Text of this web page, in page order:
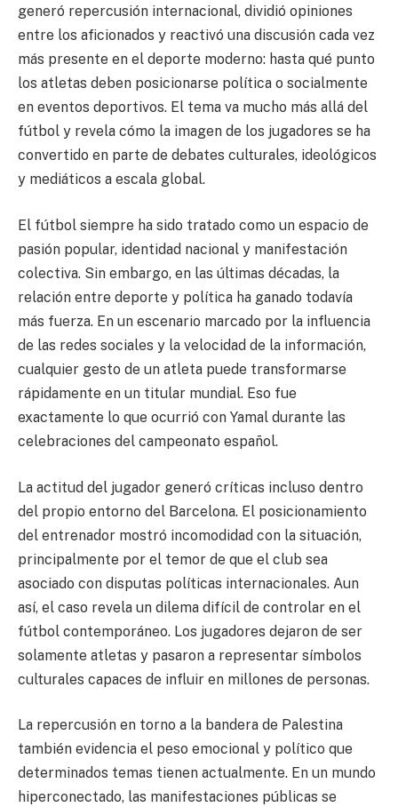
generó repercusión internacional, dividió opiniones
entre los aficionados y reactivó una discusión cada vez
más presente en el deporte moderno: hasta qué punto
los atletas deben posicionarse política o socialmente
en eventos deportivos. El tema va mucho más allá del
fútbol y revela cómo la imagen de los jugadores se ha
convertido en parte de debates culturales, ideológicos
y mediáticos a escala global.
El fútbol siempre ha sido tratado como un espacio de
pasión popular, identidad nacional y manifestación
colectiva. Sin embargo, en las últimas décadas, la
relación entre deporte y política ha ganado todavía
más fuerza. En un escenario marcado por la influencia
de las redes sociales y la velocidad de la información,
cualquier gesto de un atleta puede transformarse
rápidamente en un titular mundial. Eso fue
exactamente lo que ocurrió con Yamal durante las
celebraciones del campeonato español.
La actitud del jugador generó críticas incluso dentro
del propio entorno del Barcelona. El posicionamiento
del entrenador mostró incomodidad con la situación,
principalmente por el temor de que el club sea
asociado con disputas políticas internacionales. Aun
así, el caso revela un dilema difícil de controlar en el
fútbol contemporáneo. Los jugadores dejaron de ser
solamente atletas y pasaron a representar símbolos
culturales capaces de influir en millones de personas.
La repercusión en torno a la bandera de Palestina
también evidencia el peso emocional y político que
determinados temas tienen actualmente. En un mundo
hiperconectado, las manifestaciones públicas se